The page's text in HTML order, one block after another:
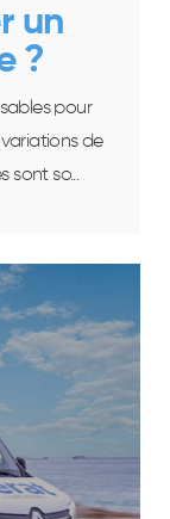
un
?
pour
de
sont so...